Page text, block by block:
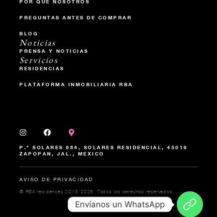
POR QUE NOSOTROS
PREGUNTAS ANTES DE COMPRAR
BLOG
Noticias
PRENSA Y NOTICIAS
Servicios
RESIDENCIAS
PLATAFORMA INMOBILIARIA RBA
P.º SOLARES 984, SOLARES RESIDENCIAL, 45019
ZAPOPAN, JAL., MEXICO
AVISO DE PRIVACIDAD
®️ RBA residences 2015-2026. Todos los derechos reservados.
Envíanos un WhatsApp